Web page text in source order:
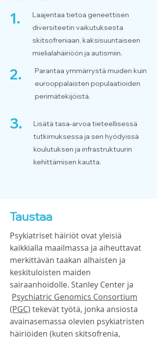
1.
Laajentaa tietoa geneettisen
diversiteetin vaikutuksesta
skitsofreniaan, kaksisuuntaiseen
mielialahäiriöön ja autismiin.
2.
Parantaa ymmärrystä muiden kuin
eurooppalaisten populaatioiden
perimätekijöistä.
3.
Lisätä tasa-arvoa tieteellisessä
tutkimuksessa ja sen hyödyissä
koulutuksen ja infrastruktuurin
kehittämisen kautta.
Taustaa
Psykiatriset häiriöt ovat yleisiä
kaikkialla maailmassa ja aiheuttavat
merkittävän taakan alhaisten ja
keskituloisten maiden
sairaanhoidolle. Stanley Center ja
Psychiatric Genomics Consortium
(PGC) tekevät työtä, jonka ansiosta
avainasemassa olevien psykiatristen
häiriöiden (kuten skitsofrenia,